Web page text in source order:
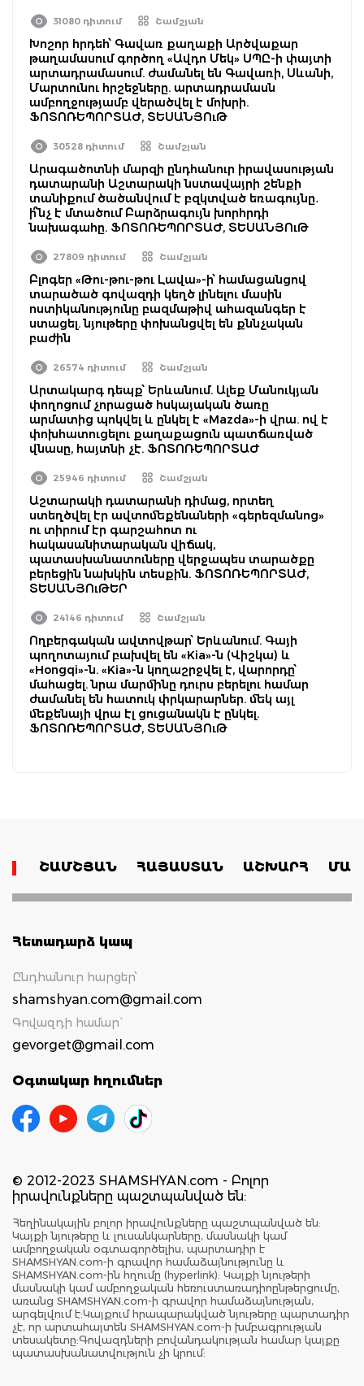
31080 դիտում Շամշյան
Խոշոր հրդեհ՝ Գավառ քաղաքի Արծվաքար
թաղամասում գործող «Ավդո Մեկ» ՍՊԸ-ի փայտի
արտադրամասում. ժամանել են Գավառի, Սևանի,
Մարտունու հրշեջները. արտադրամասն
ամբողջությամբ վերածվել է մոխրի.
ՖՈՏՈՌԵՊՈՐՏԱԺ, ՏԵՍԱՆՅՈւԹ
30528 դիտում Շամշյան
Արագածոտնի մարզի ընդհանուր իրավասության
դատարանի Աշտարակի նստավայրի շենքի
տանիքում ծածանվում է բզկտված եռագույնը․
ի՞նչ է մտածում Բարձրագույն խորհրդի
նախագահը. ՖՈՏՈՌԵՊՈՐՏԱԺ, ՏԵՍԱՆՅՈւԹ
27809 դիտում Շամշյան
Բլոգեր «Թու-թու-թու Լավա»-ի՝ համացանցով
տարածած գովազդի կեղծ լինելու մասին
ոստիկանությունը բազմաթիվ ահազանգեր է
ստացել. նյութերը փոխանցվել են քննչական
բաժին
26574 դիտում Շամշյան
Արտակարգ դեպք՝ Երևանում. Ալեք Մանուկյան
փողոցում չորացած հսկայական ծառը
արմատից պոկվել և ընկել է «Mazda»-ի վրա. ով է
փոխհատուցելու քաղաքացուն պատճառված
վնասը, հայտնի չէ. ՖՈՏՈՌԵՊՈՐՏԱԺ
25946 դիտում Շամշյան
Աշտարակի դատարանի դիմաց, որտեղ
ստեղծվել էր ավտոմեքենաների «գերեզմանոց»
ու տիրում էր գարշահոտ ու
հակասանիտարական վիճակ,
պատասխանատուները վերջապես տարածքը
բերեցին նախկին տեսքին. ՖՈՏՈՌԵՊՈՐՏԱԺ,
ՏԵՍԱՆՅՈւԹԵՐ
24146 դիտում Շամշյան
Ողբերգական ավտովթար՝ Երևանում. Գայի
պողոտայում բախվել են «Kia»-ն (Վիշկա) և
«Hongqi»-ն. «Kia»-ն կողաշրջվել է, վարորդը՝
մահացել. նրա մարմինը դուրս բերելու համար
ժամանել են հատուկ փրկարարներ. մեկ այլ
մեքենայի վրա էլ ցուցանակն է ընկել.
ՖՈՏՈՌԵՊՈՐՏԱԺ, ՏԵՍԱՆՅՈւԹ
ՇԱՄՇՅԱՆ ՀԱՅԱՍՏԱՆ ԱՇԽԱՐՀ
Հետադարձ կապ
Ընդհանուր հարցեր՝
shamshyan.com@gmail.com
Գովազդի համար`
gevorget@gmail.com
Օգտակար հղումներ
© 2012-2023 SHAMSHYAN.com - Բոլոր
իրավունքները պաշտպանված են:
Հեղինակային բոլոր իրավունքները պաշտպանված են:
Կայքի նյութերը և լուսանկարները, մասնակի կամ
ամբողջական օգտագործելիս, պարտադիր է
SHAMSHYAN.com-ի գրավոր համաձայնությունը և
SHAMSHYAN.com-ին հղումը (hyperlink): Կայքի նյութերի
մասնակի կամ ամբողջական հեռուստառադիոընթերցումը,
առանց SHAMSHYAN.com-ի գրավոր համաձայնության,
արգելվում է:Կայքում հրապարակված նյութերը պարտադիր
չէ, որ արտահայտեն SHAMSHYAN.com-ի խմբագրության
տեսակետը:Գովազդների բովանդակության համար կայքը
պատասխանատվություն չի կրում: